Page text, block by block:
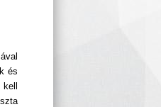
és